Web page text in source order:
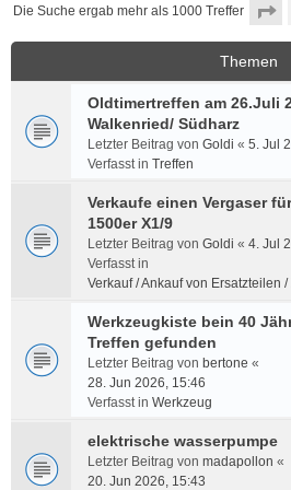
Die Suche ergab mehr als 1000 Treffer
Themen
Oldtimertreffen am 26.Juli
Walkenried/ Südharz
Letzter Beitrag von Goldi « 5. Jul
Verfasst in Treffen
Verkaufe einen Vergaser
1500er X1/9
Letzter Beitrag von Goldi « 4. Jul
Verfasst in
Verkauf / Ankauf von Ersatzteilen
Werkzeugkiste bein 40
Treffen gefunden
Letzter Beitrag von bertone «
28. Jun 2026, 15:46
Verfasst in Werkzeug
elektrische wasserpumpe
Letzter Beitrag von madapollon «
20. Jun 2026, 15:43